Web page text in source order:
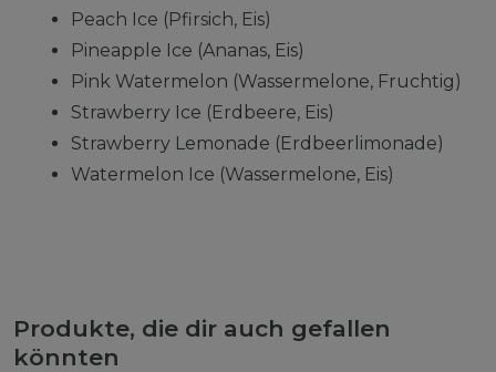
Peach Ice (Pfirsich, Eis)
Pineapple Ice (Ananas, Eis)
Pink Watermelon (Wassermelone, Fruchtig)
Strawberry Ice (Erdbeere, Eis)
Strawberry Lemonade (Erdbeerlimonade)
Watermelon Ice (Wassermelone, Eis)
Produkte, die dir auch gefallen
könnten